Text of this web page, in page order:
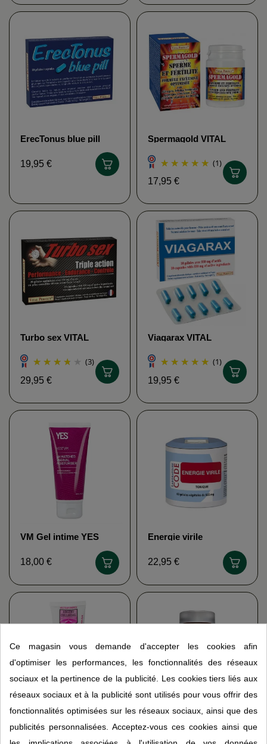
ErecTonus blue pill
19,95 €
Spermagold VITAL
(1)
17,95 €
Turbo sex VITAL
(3)
29,95 €
Viagarax VITAL
(1)
19,95 €
VM Gel intime YES
18,00 €
Energie virile
22,95 €
Argintime bio
VECTEUR ENERGY
PLUS
Ce magasin vous demande d'accepter les cookies afin
d'optimiser les performances, les fonctionnalités des réseaux
sociaux et la pertinence de la publicité. Les cookies tiers liés aux
réseaux sociaux et à la publicité sont utilisés pour vous offrir des
fonctionnalités optimisées sur les réseaux sociaux, ainsi que des
publicités personnalisées. Acceptez-vous ces cookies ainsi que